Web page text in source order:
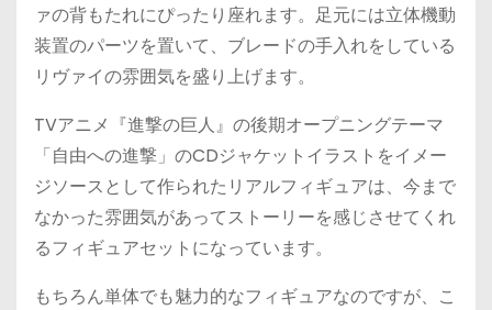
ァの背もたれにぴったり座れます。足元には立体機動
装置のパーツを置いて、ブレードの手入れをしている
リヴァイの雰囲気を盛り上げます。
TVアニメ『進撃の巨人』の後期オープニングテーマ
「自由への進撃」のCDジャケットイラストをイメー
ジソースとして作られたリアルフィギュアは、今まで
なかった雰囲気があってストーリーを感じさせてくれ
るフィギュアセットになっています。
もちろん単体でも魅力的なフィギュアなのですが、こ